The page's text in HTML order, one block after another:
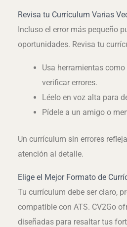
Revisa tu Currículum Varias
Incluso el error más pequeño
oportunidades. Revisa tu
Usa herramientas
verificar errores.
Léelo en voz alta para
Pídele a un amigo o
Un currículum sin errores
atención al detalle.
Elige el Mejor Formato de
Tu currículum debe ser claro,
compatible con ATS. CV2Go
diseñadas para resaltar tus